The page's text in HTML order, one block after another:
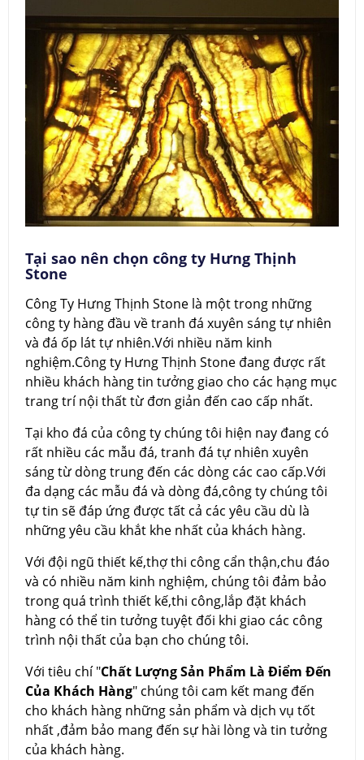
Tại sao nên chọn công ty Hưng Thịnh
Stone
Công Ty Hưng Thịnh Stone là một trong những
công ty hàng đầu về tranh đá xuyên sáng tự nhiên
và đá ốp lát tự nhiên.Với nhiều năm kinh
nghiệm.Công ty Hưng Thịnh Stone đang được rất
nhiều khách hàng tin tưởng giao cho các hạng mục
trang trí nội thất từ đơn giản đến cao cấp nhất.
Tại kho đá của công ty chúng tôi hiện nay đang có
rất nhiều các mẫu đá, tranh đá tự nhiên xuyên
sáng từ dòng trung đến các dòng các cao cấp.Với
đa dạng các mẫu đá và dòng đá,công ty chúng tôi
tự tin sẽ đáp ứng được tất cả các yêu cầu dù là
những yêu cầu khắt khe nhất của khách hàng.
Với đội ngũ thiết kế,thợ thi công cẩn thận,chu đáo
và có nhiều năm kinh nghiệm, chúng tôi đảm bảo
trong quá trình thiết kế,thi công,lắp đặt khách
hàng có thể tin tưởng tuyệt đối khi giao các công
trình nội thất của bạn cho chúng tôi.
Với tiêu chí "Chất Lượng Sản Phẩm Là Điểm Đến
Của Khách Hàng" chúng tôi cam kết mang đến
cho khách hàng những sản phẩm và dịch vụ tốt
nhất ,đảm bảo mang đến sự hài lòng và tin tưởng
của khách hàng.